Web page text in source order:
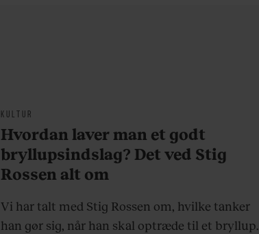
KULTUR
Hvordan laver man et godt
bryllupsindslag? Det ved Stig
Rossen alt om
Vi har talt med Stig Rossen om, hvilke tanker
han gør sig, når han skal optræde til et bryllup.